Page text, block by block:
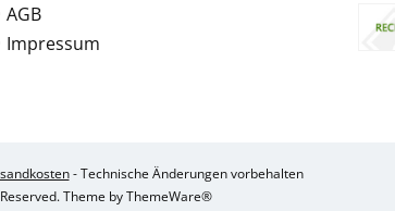
AGB
Impressum
- Technische Änderungen vorbehalten
Theme byThemeWare®